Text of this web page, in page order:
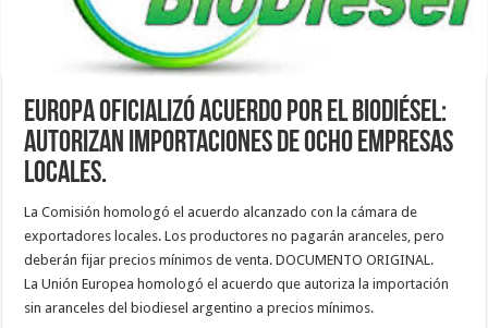
Europa oficializó acuerdo por el biodiésel:
autorizan importaciones de ocho empresas
locales.
La Comisión homologó el acuerdo alcanzado con la cámara de
exportadores locales. Los productores no pagarán aranceles, pero
deberán fijar precios mínimos de venta. DOCUMENTO ORIGINAL.
La Unión Europea homologó el acuerdo que autoriza la importación
sin aranceles del biodiesel argentino a precios mínimos.